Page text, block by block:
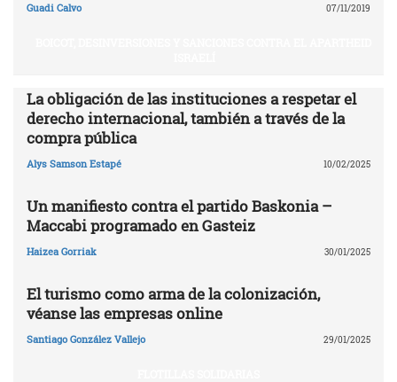
Guadi Calvo 07/11/2019
La obligación de las instituciones a respetar el
derecho internacional, también a través de la
compra pública
Alys Samson Estapé 10/02/2025
Un manifiesto contra el partido Baskonia –
Maccabi programado en Gasteiz
Haizea Gorriak 30/01/2025
El turismo como arma de la colonización,
véanse las empresas online
Santiago González Vallejo 29/01/2025